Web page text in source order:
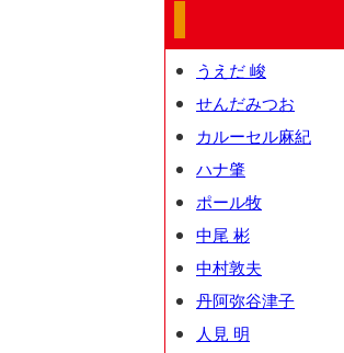
うえだ 峻
せんだみつお
カルーセル麻紀
ハナ肇
ポール牧
中尾 彬
中村敦夫
丹阿弥谷津子
人見 明